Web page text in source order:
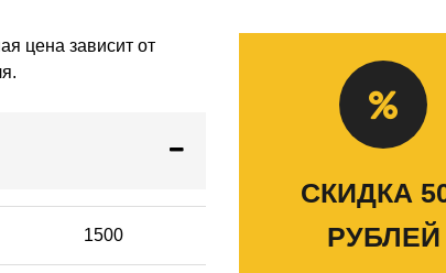
цена зависит от
1500
СКИДКА
РУБЛЕЙ